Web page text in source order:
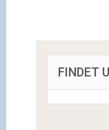
FINDET